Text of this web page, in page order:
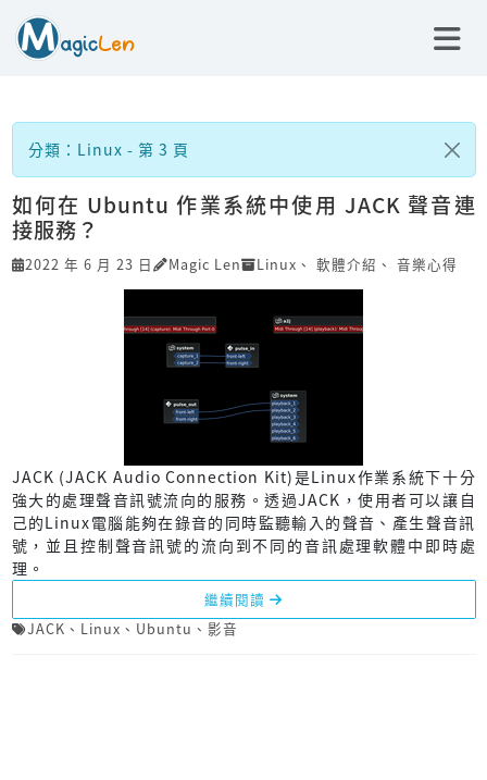
分類：Linux - 第 3 頁
如何在 Ubuntu 作業系統中使用 JACK 聲音連
接服務？
2022 年 6 月 23 日 Magic Len Linux 、 軟體介紹 、 音樂心得
JACK (JACK Audio Connection Kit)是Linux作業系統下十分
強大的處理聲音訊號流向的服務。透過JACK，使用者可以讓自
己的Linux電腦能夠在錄音的同時監聽輸入的聲音、產生聲音訊
號，並且控制聲音訊號的流向到不同的音訊處理軟體中即時處
理。
繼續閱讀
JACK 、 Linux 、 Ubuntu 、 影音